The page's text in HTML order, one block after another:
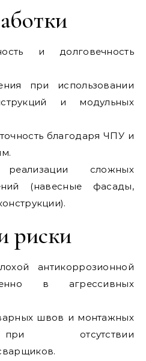
и долговечность
при использовании
и модульных
благодаря ЧПУ и
сложных
(навесные фасады,
риски
антикоррозионной
в агрессивных
швов и монтажных
отсутствии